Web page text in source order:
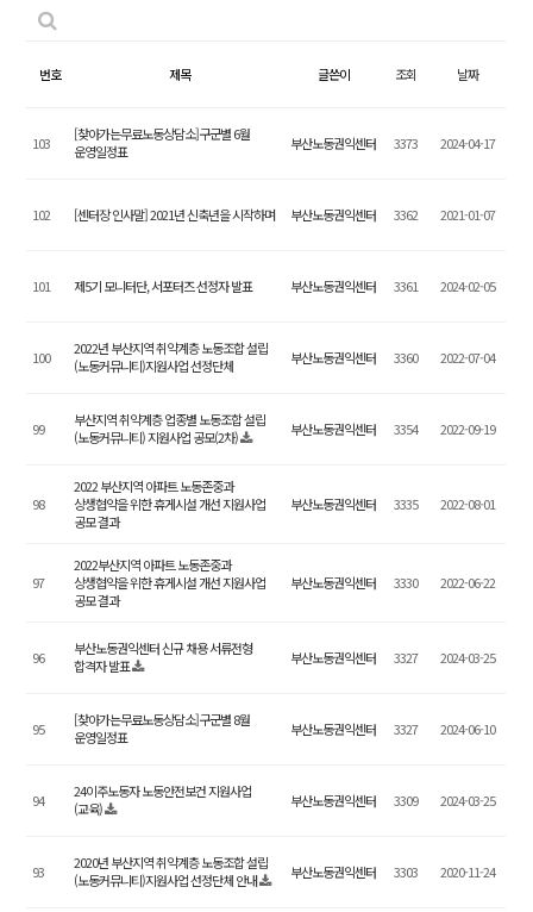
번호 제목 글쓴이 조회 날짜
103
[찾아가는무료노동상담소]구군별 6월
운영일정표
부산노동권익센터 3373 2024-04-17
102 [센터장 인사말] 2021년 신축년을 시작하며 부산노동권익센터 3362 2021-01-07
101 제5기 모니터단, 서포터즈 선정자 발표 부산노동권익센터 3361 2024-02-05
100
2022년 부산지역 취약계층 노동조합 설립
(노동커뮤니티)지원사업 선정단체
부산노동권익센터 3360 2022-07-04
99
부산지역 취약계층 업종별 노동조합 설립
(노동커뮤니티) 지원사업 공모(2차)
부산노동권익센터 3354 2022-09-19
98
2022 부산지역 아파트 노동존중과
상생협약을 위한 휴게시설 개선 지원사업
공모 결과
부산노동권익센터 3335 2022-08-01
97
2022부산지역 아파트 노동존중과
상생협약을 위한 휴게시설 개선 지원사업
공모 결과
부산노동권익센터 3330 2022-06-22
96
부산노동권익센터 신규 채용 서류전형
합격자 발표
부산노동권익센터 3327 2024-03-25
95
[찾아가는무료노동상담소]구군별 8월
운영일정표
부산노동권익센터 3327 2024-06-10
94
24이주노동자 노동안전보건 지원사업
(교육)
부산노동권익센터 3309 2024-03-25
93
2020년 부산지역 취약계층 노동조합 설립
(노동커뮤니티)지원사업 선정단체 안내
부산노동권익센터 3303 2020-11-24